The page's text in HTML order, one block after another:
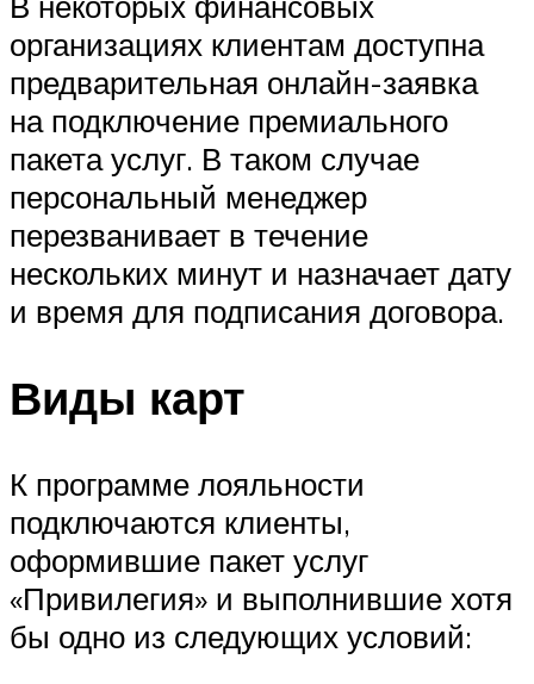
организациях клиентам доступна
предварительная онлайн-заявка
на подключение премиального
пакета услуг. В таком случае
персональный менеджер
перезванивает в течение
нескольких минут и назначает дату
и время для подписания договора.
Виды карт
К программе лояльности
подключаются клиенты,
оформившие пакет услуг
«Привилегия» и выполнившие хотя
бы одно из следующих условий: